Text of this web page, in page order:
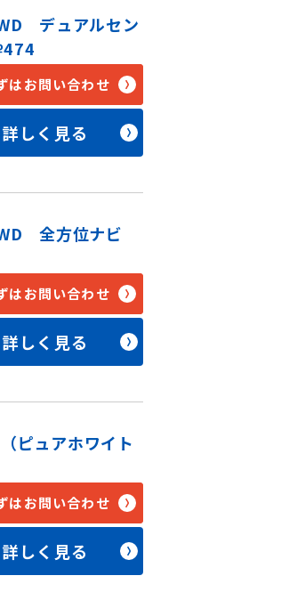
デュアルセン
はお問い合わせ
詳しく見る
全方位ナビ
はお問い合わせ
詳しく見る
ピュアホワイト
はお問い合わせ
詳しく見る